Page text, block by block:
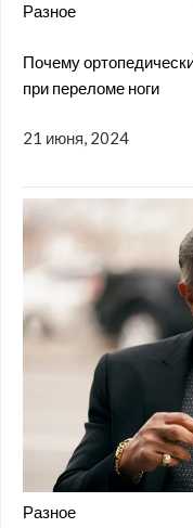
Разное
Почему
при переломе ноги
21 июня, 2024
Разное